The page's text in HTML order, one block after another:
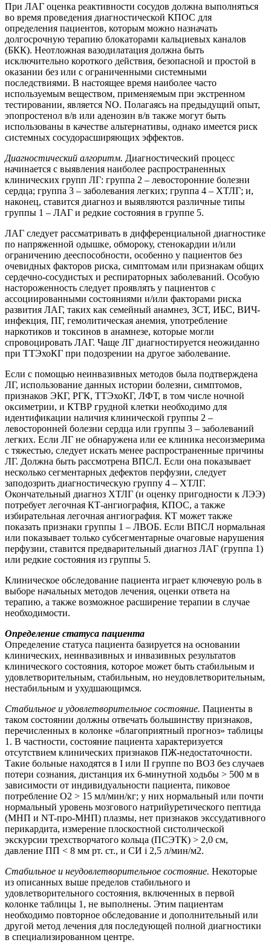
При ЛАГ оценка реактивности сосудов должна выполняться
во время проведения диагностической КПОС для
определения пациентов, которым можно назначать
долгосрочную терапию блокаторами кальциевых каналов
(БКК). Неотложная вазодилатация должна быть
исключительно короткого действия, безопасной и простой в
оказании без или с ограниченными системными
последствиями. В настоящее время наиболее часто
используемым веществом, применяемым при экстренном
тестировании, является NO. Полагаясь на предыдущий опыт,
эпопростенол в/в или аденозин в/в также могут быть
использованы в качестве альтернативы, однако имеется риск
системных сосудорасширяющих эффектов.
Диагностический алгоритм. Диагностический процесс
начинается с выявления наиболее распространенных
клинических групп ЛГ: группа 2 – левосторонние болезни
сердца; группа 3 – заболевания легких; группа 4 – ХТЛГ; и,
наконец, ставится диагноз и выявляются различные типы
группы 1 – ЛАГ и редкие состояния в группе 5.
ЛАГ следует рассматривать в дифференциальной диагностике
по напряженной одышке, обмороку, стенокардии и/или
ограничению дееспособности, особенно у пациентов без
очевидных факторов риска, симптомам или признакам общих
сердечно-сосудистых и респираторных заболеваний. Особую
настороженность следует проявлять у пациентов с
ассоциированными состояниями и/или факторами риска
развития ЛАГ, таких как семейный анамнез, ЗСТ, ИБС, ВИЧ-
инфекция, ПГ, гемолитическая анемия, употребление
наркотиков и токсинов в анамнезе, которые могли
спровоцировать ЛАГ. Чаще ЛГ диагностируется неожиданно
при ТТЭхоКГ при подозрении на другое заболевание.
Если с помощью неинвазивных методов была подтверждена
ЛГ, использование данных истории болезни, симптомов,
признаков ЭКГ, РГК, ТТЭхоКГ, ЛФТ, в том числе ночной
оксиметрии, и КТВР грудной клетки необходимо для
идентификации наличия клинической группы 2 –
левосторонней болезни сердца или группы 3 – заболеваний
легких. Если ЛГ не обнаружена или ее клиника несоизмерима
с тяжестью, следует искать менее распространенные причины
ЛГ. Должна быть рассмотрена ВПСЛ. Если она показывает
несколько сегментарных дефектов перфузии, следует
заподозрить диагностическую группу 4 – ХТЛГ.
Окончательный диагноз ХТЛГ (и оценку пригодности к ЛЭЭ)
потребует легочная КТ-ангиография, КПОС, а также
избирательная легочная ангиография. КТ может также
показать признаки группы 1 – ЛВОБ. Если ВПСЛ нормальная
или показывает только субсегментарные очаговые нарушения
перфузии, ставится предварительный диагноз ЛАГ (группа 1)
или редкие состояния из группы 5.
Клиническое обследование пациента играет ключевую роль в
выборе начальных методов лечения, оценки ответа на
терапию, а также возможное расширение терапии в случае
необходимости.
Определение статуса пациента
Определение статуса пациента базируется на основании
клинических, неинвазивных и инвазивных результатов
клинического состояния, которое может быть стабильным и
удовлетворительным, стабильным, но неудовлетворительным,
нестабильным и ухудшающимся.
Стабильное и удовлетворительное состояние. Пациенты в
таком состоянии должны отвечать большинству признаков,
перечисленных в колонке «благоприятный прогноз» таблицы
1. В частности, состояние пациента характеризуется
отсутствием клинических признаков ПЖ-недостаточности.
Такие больные находятся в I или II группе по ВОЗ без случаев
потери сознания, дистанция их 6-минутной ходьбы > 500 м в
зависимости от индивидуальности пациента, пиковое
потребление O2 > 15 мл/мин/кг; у них нормальный или почти
нормальный уровень мозгового натрийуретического пептида
(МНП и NT-про-МНП) плазмы, нет признаков экссудативного
перикардита, измерение плоскостной систолической
экскурсии трехстворчатого кольца (ПСЭТК) > 2,0 см,
давление ПП < 8 мм рт. ст., и СИ і 2,5 л/мин/м2.
Стабильное и неудовлетворительное состояние. Некоторые
из описанных выше пределов стабильного и
удовлетворительного состояния, включенных в первой
колонке таблицы 1, не выполнены. Этим пациентам
необходимо повторное обследование и дополнительный или
другой метод лечения для последующей полной диагностики
в специализированном центре.